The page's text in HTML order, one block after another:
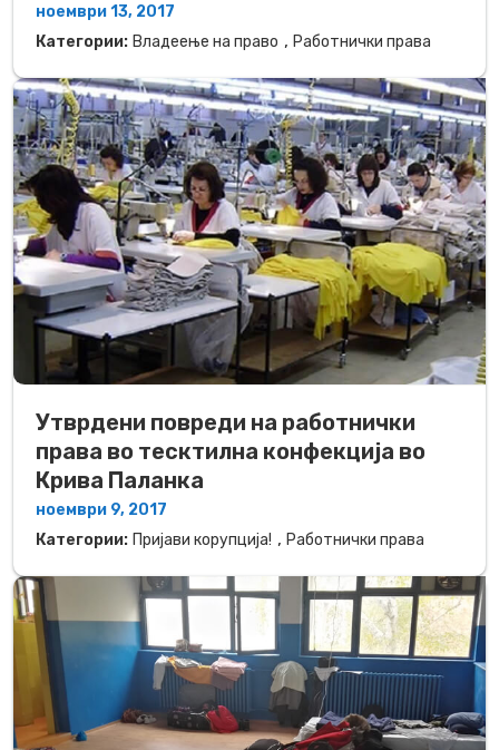
ноември 13, 2017
Категории: Владеење на право , Работнички права
Утврдени повреди на работнички
права во тесктилна конфекција во
Крива Паланка
ноември 9, 2017
Категории: Пријави корупција! , Работнички права